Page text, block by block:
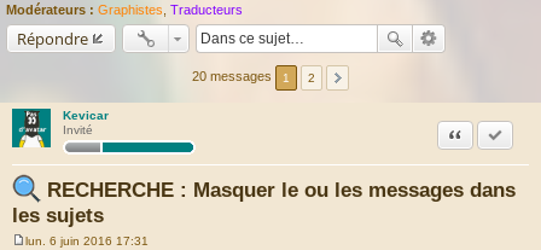
Modérateurs : Graphistes Traducteurs
Répondre
20 messages 1 2
Kevicar
Invité
RECHERCHE : Masquer le ou les messages dans
les sujets
Citation
lun. 6 juin 2016 17:31